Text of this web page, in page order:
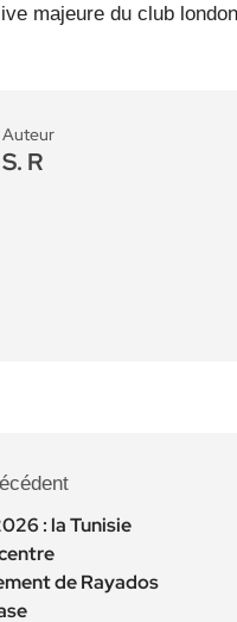
majeure du club
Auteur
S. R
: la Tunisie
de Rayados